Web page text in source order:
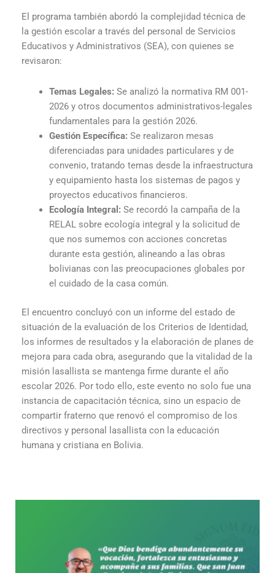
El programa también abordó la complejidad técnica de
la gestión escolar a través del personal de Servicios
Educativos y Administrativos (SEA), con quienes se
revisaron:
Temas Legales: Se analizó la normativa RM 001-
2026 y otros documentos administrativos-legales
fundamentales para la gestión 2026.
Gestión Específica: Se realizaron mesas
diferenciadas para unidades particulares y de
convenio, tratando temas desde la infraestructura
y equipamiento hasta los sistemas de pagos y
proyectos educativos financieros.
Ecología Integral: Se recordó la campaña de la
RELAL sobre ecología integral y la solicitud de
que nos sumemos con acciones concretas
durante esta gestión, alineando a las obras
bolivianas con las preocupaciones globales por
el cuidado de la casa común.
El encuentro concluyó con un informe del estado de
situación de la evaluación de los Criterios de Identidad,
los informes de resultados y la elaboración de planes de
mejora para cada obra, asegurando que la vitalidad de la
misión lasallista se mantenga firme durante el año
escolar 2026. Por todo ello, este evento no solo fue una
instancia de capacitación técnica, sino un espacio de
compartir fraterno que renovó el compromiso de los
directivos y personal lasallista con la educación
humana y cristiana en Bolivia.